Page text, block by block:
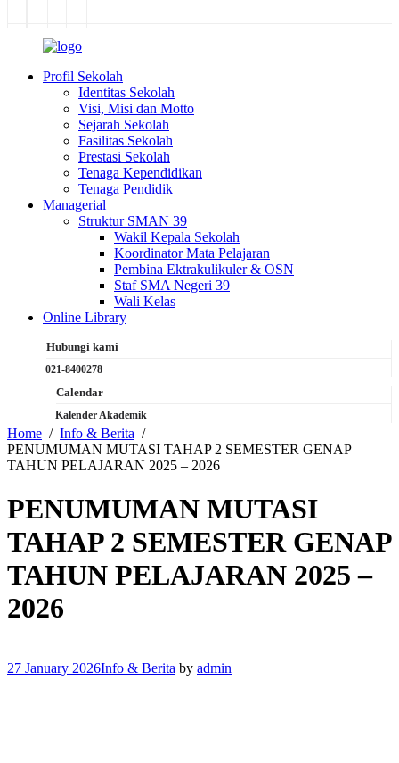
Profil Sekolah
Identitas Sekolah
Visi, Misi dan Motto
Sejarah Sekolah
Fasilitas Sekolah
Prestasi Sekolah
Tenaga Kependidikan
Tenaga Pendidik
Managerial
Struktur SMAN 39
Wakil Kepala Sekolah
Koordinator Mata Pelajaran
Pembina Ektrakulikuler & OSN
Staf SMA Negeri 39
Wali Kelas
Online Library
Hubungi kami
021-8400278
Calendar
Kalender Akademik
Home
Info & Berita
PENUMUMAN MUTASI TAHAP 2 SEMESTER GENAP
TAHUN PELAJARAN 2025 – 2026
PENUMUMAN MUTASI
TAHAP 2 SEMESTER GENAP
TAHUN PELAJARAN 2025 –
2026
27 January 2026Info & Berita by admin